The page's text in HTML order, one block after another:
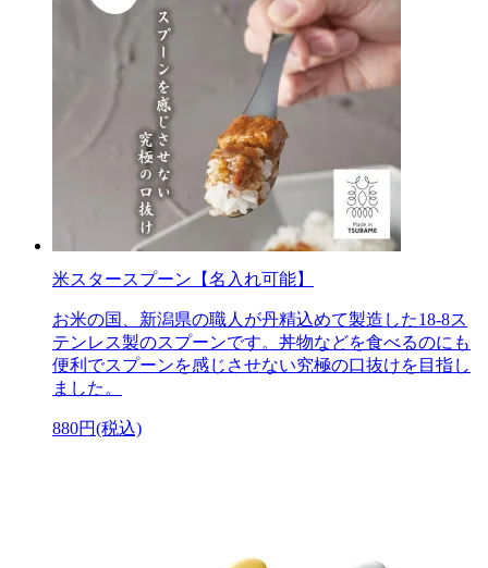
米スタースプーン【名入れ可能】
お米の国、新潟県の職人が丹精込めて製造した18-8ス
テンレス製のスプーンです。丼物などを食べるのにも
便利でスプーンを感じさせない究極の口抜けを目指し
ました。
880円(税込)